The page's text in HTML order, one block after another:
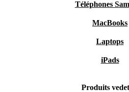
Téléphones
MacBooks
Laptops
iPads
Produits